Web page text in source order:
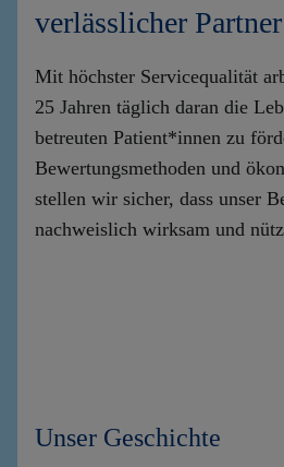
verlässlicher Partner
Mit höchster Servicequalität
25 Jahren täglich daran die
betreuten Patient*innen zu
Bewertungsmethoden und
stellen wir sicher, dass unser
nachweislich wirksam und
Unser Geschichte